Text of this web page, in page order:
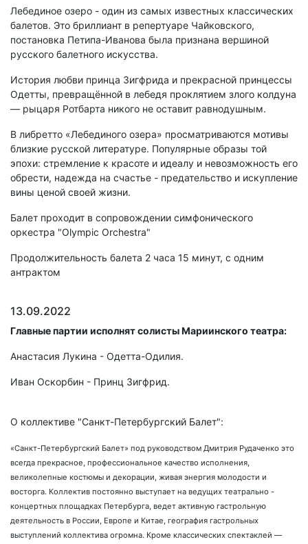
Лебединое озеро - один из самых известных классических
балетов. Это бриллиант в репертуаре Чайковского,
постановка Петипа-Иванова была признана вершиной
русского балетного искусства.
История любви принца Зигфрида и прекрасной принцессы
Одетты, превращённой в лебедя проклятием злого колдуна
— рыцаря Ротбарта никого не оставит равнодушным.
В либретто «Лебединого озера» просматриваются мотивы
близкие русской литературе. Популярные образы той
эпохи: стремление к красоте и идеалу и невозможность его
обрести, надежда на счастье - предательство и искупление
вины ценой своей жизни.
Балет проходит в сопровождении симфонического
оркестра "Olympic Orchestra"
Продолжительность балета 2 часа 15 минут, с одним
антрактом
13.09.2022
Главные партии исполнят солисты Мариинского театра:
Анастасия Лукина - Одетта-Одилия.
Иван Оскорбин - Принц Зигфрид.
О коллективе "Санкт-Петербургский Балет":
«Санкт-Петербургский Балет» под руководством Дмитрия Рудаченко это
всегда прекрасное, профессиональное качество исполнения,
великолепные костюмы и декорации, живая энергия молодости и
восторга. Коллектив постоянно выступает на ведущих театрально -
концертных площадках Петербурга, ведет активную гастрольную
деятельность в России, Европе и Китае, география гастрольных
выступлений коллектива огромна. Кроме классических спектаклей —